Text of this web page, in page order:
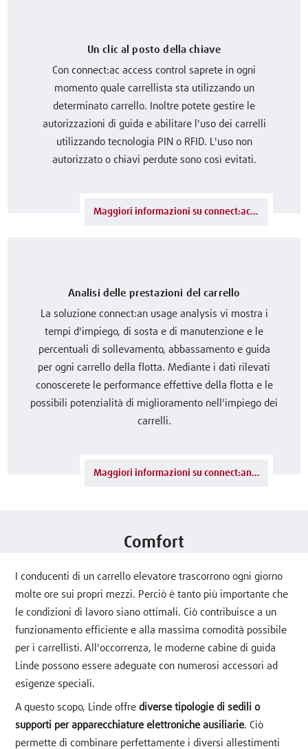
Un clic al posto della chiave
Con connect:ac access control saprete in ogni
momento quale carrellista sta utilizzando un
determinato carrello. Inoltre potete gestire le
autorizzazioni di guida e abilitare l'uso dei carrelli
utilizzando tecnologia PIN o RFID. L'uso non
autorizzato o chiavi perdute sono così evitati.
Maggiori informazioni su connect:ac access control
Analisi delle prestazioni del carrello
La soluzione connect:an usage analysis vi mostra i
tempi d'impiego, di sosta e di manutenzione e le
percentuali di sollevamento, abbassamento e guida
per ogni carrello della flotta. Mediante i dati rilevati
conoscerete le performance effettive della flotta e le
possibili potenzialità di miglioramento nell'impiego dei
carrelli.
Maggiori informazioni su connect:an usage analysis
Comfort
I conducenti di un carrello elevatore trascorrono ogni giorno
molte ore sui propri mezzi. Perciò è tanto più importante che
le condizioni di lavoro siano ottimali. Ciò contribuisce a un
funzionamento efficiente e alla massima comodità possibile
per i carrellisti. All'occorrenza, le moderne cabine di guida
Linde possono essere adeguate con numerosi accessori ad
esigenze speciali.
A questo scopo, Linde offrediverse tipologie di sedili o
supporti per apparecchiature elettroniche ausiliarie. Ciò
permette di combinare perfettamente i diversi allestimenti